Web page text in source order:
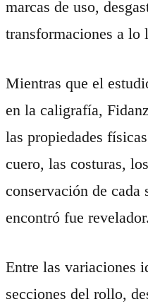
marcas de uso,
transformaciones a lo
Mientras que el
en la caligrafía,
las propiedades
cuero, las costuras,
conservación de cada
encontró fue revelador.
Entre las variaciones
secciones del rollo,